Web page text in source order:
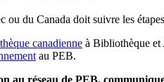
ou du Canada doit suivre les
canadienne à Bibliothèque et
au PEB.
au réseau de PEB,